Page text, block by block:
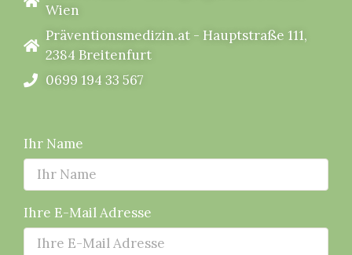
Wien
Präventionsmedizin.at - Hauptstraße 111,
2384 Breitenfurt
0699 194 33 567
Ihr Name
Ihre E-Mail Adresse